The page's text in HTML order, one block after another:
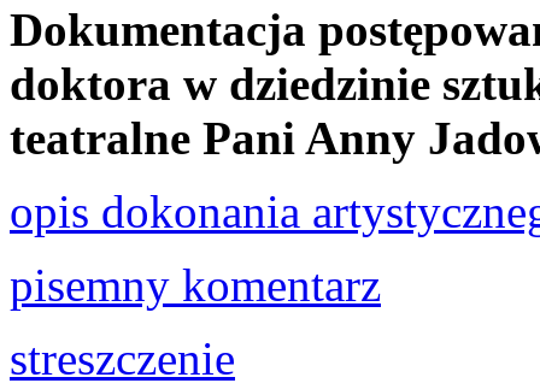
Dokumentacja
doktora w dziedzinie
teatralne Pani Anny
opis dokonania
pisemny komentarz
streszczenie